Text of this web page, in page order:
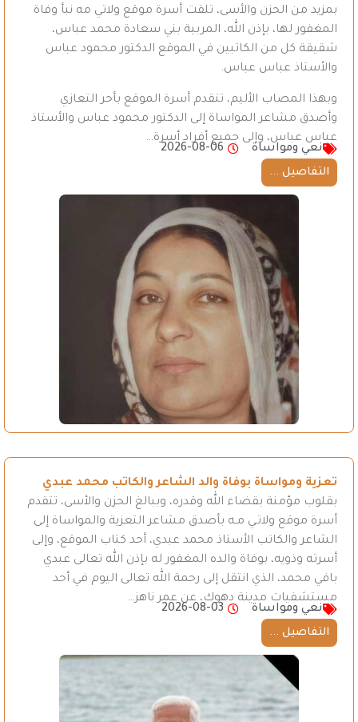
بمزيد من الحزن والأسى، تلقت أسرة موقع ولاتي مه نبأ وفاة
المغفور لها، بإذن الله، المربية بني سعادة محمد عباس،
شقيقة كل من الكاتبين في الموقع الدكتور محمود عباس
والأستاذ عباس عباس.
وبهذا المصاب الأليم، تتقدم أسرة الموقع بأحر التعازي
وأصدق مشاعر المواساة إلى الدكتور محمود عباس والأستاذ
عباس عباس، وإلى جميع أفراد أسرة…
نعي ومواساة
2026-08-06
التفاصيل ...
تعزية ومواساة بوفاة والد الشاعر والكاتب محمد عبدي
بقلوب مؤمنة بقضاء الله وقدره، وببالغ الحزن والأسى، تتقدم
أسرة موقع ولاتـي مـه بأصدق مشاعر التعزية والمواساة إلى
الشاعر والكاتب الأستاذ محمد عبدي، أحد كتاب الموقع، وإلى
أسرته وذويه، بوفاة والده المغفور له بإذن الله تعالى عبدي
بافي محمد، الذي انتقل إلى رحمة الله تعالى اليوم في أحد
مستشفيات مدينة دهوك، عن عمر ناهز…
نعي ومواساة
2026-08-03
التفاصيل ...